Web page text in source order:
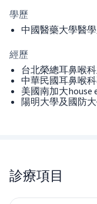
學歷
中國醫藥大學醫
經歷
台北榮總耳鼻喉
中華民國耳鼻喉
美國南加大house
陽明大學及國防
診療項目